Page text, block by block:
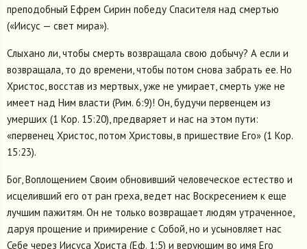
преподобный Ефрем Сирин победу Спасителя над смертью
(«Иисус — свет мира»).
Слыхано ли, чтобы смерть возвращала свою добычу? А если и
возвращала, то до времени, чтобы потом снова забрать ее. Но
Христос, восстав из мертвых, уже не умирает, смерть уже не
имеет над Ним власти (Рим. 6:9)! Он, будучи первенцем из
умерших (1 Кор. 15:20), предваряет и нас на этом пути:
«первенец Христос, потом Христовы, в пришествие Его» (1 Кор.
15:23).
Бог, Воплощением Своим обновивший человеческое естество и
исцеливший его от ран греха, ведет нас Воскресением к еще
лучшим пажитям. Он не только возвращает людям утраченное,
даруя прощение и примирение с Собой, но и усыновляет нас
Себе через Иисуса Христа (Еф. 1:5) и верующим во имя Его